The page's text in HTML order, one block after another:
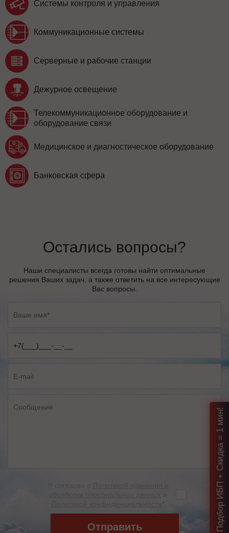
Системы контроля и управления
Коммуникационные системы
Серверные и рабочие станции
Дежурное освещение
Телекоммуникационное оборудование и
оборудование связи
Медицинское и диагностическое оборудование
Банковская сфера
Остались вопросы?
Наши специалисты всегда готовы найти оптимальные
решения Ваших задач, а также ответить на все интересующие
Вас вопросы.
Отправить Подбор ИБП + Скидка = 1 мин!